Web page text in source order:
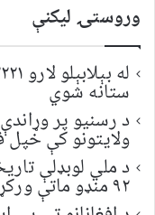
وروستۍ ليکنې
ستانه شوي
د رسنیو پر
ولایتونو کې
د ملي لوبډلې
۹۲ منډو ماتې ورکړه